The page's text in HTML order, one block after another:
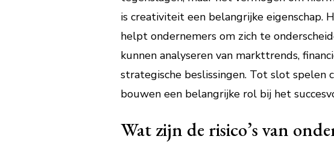
is creativiteit een belangrijke eigenschap.
helpt ondernemers om zich te
kunnen analyseren van markttrends,
strategische beslissingen. Tot slot spelen
bouwen een belangrijke rol bij het
Wat zijn de risico’s van